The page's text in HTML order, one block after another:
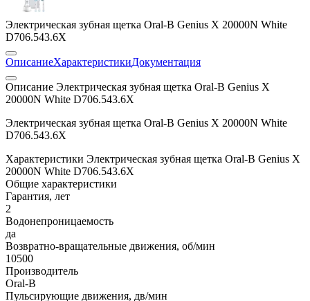
Электрическая зубная щетка Oral-B Genius X 20000N White
D706.543.6X
ОписаниеХарактеристикиДокументация
Описание Электрическая зубная щетка Oral-B Genius X
20000N White D706.543.6X
Электрическая зубная щетка Oral-B Genius X 20000N White
D706.543.6X
Характеристики Электрическая зубная щетка Oral-B Genius X
20000N White D706.543.6X
Общие характеристики
Гарантия, лет
2
Водонепроницаемость
да
Возвратно-вращательные движения, об/мин
10500
Производитель
Oral-B
Пульсирующие движения, дв/мин